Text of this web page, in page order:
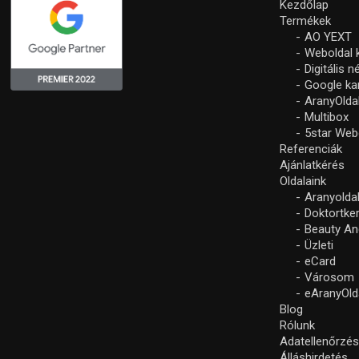
Kezdőlap
Termékek
AO YEXT
Weboldal
Digitális
Google
Multibox
5star
Referenciák
Ajánlatkérés
Oldalaink
Beauty
Üzleti
eCard
Városom
Blog
Rólunk
Adatellenőrzés